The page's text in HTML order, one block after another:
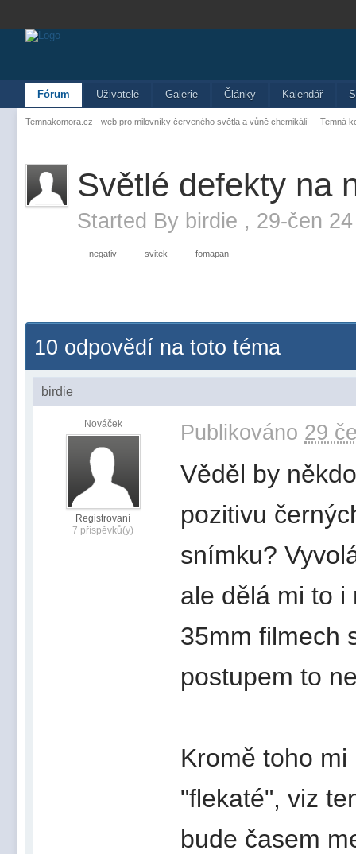
Fórum Uživatelé Galerie Články Kalendář
Temnakomora.cz - web pro milovníky červeného světla a vůně chemikálií Temná
Světlé defekty na
Started By birdie , 29-čen
negativ svitek fomapan
10 odpovědí na toto téma
birdie
Nováček
Registrovaní
7 příspěvků(y)
Publikováno 29
Věděl by
pozitivu
snímku?
ale dělá mi to
35mm filmech
postupem to
Kromě toho
"flekaté", viz
bude časem